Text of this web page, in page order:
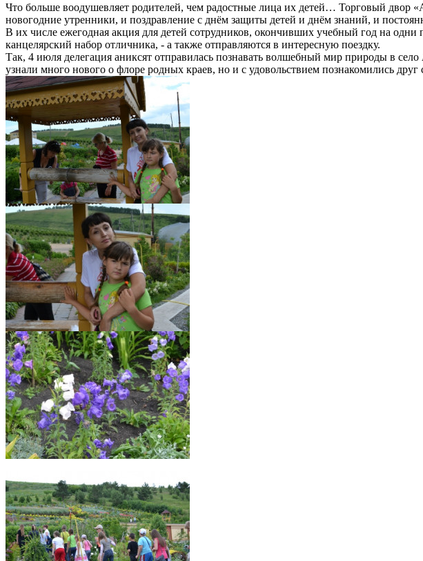
Что больше воодушевляет родителей, чем радостные лица их детей… Торговый двор
новогодние утренники, и поздравление с днём защиты детей и днём знаний, и
В их числе ежегодная акция для детей сотрудников, окончивших учебный год на
канцелярский набор отличника, - а также отправляются в интересную поездку.
Так, 4 июля делегация аниксят отправилась познавать волшебный мир природы в
узнали много нового о флоре родных краев, но и с удовольствием познакомились